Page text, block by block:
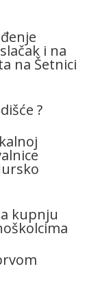
i na
na Šetnici
?
kupnju